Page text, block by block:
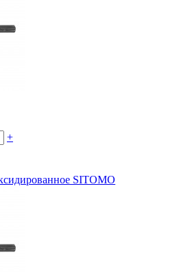
+
SITOMO